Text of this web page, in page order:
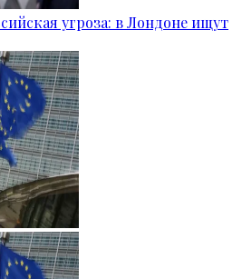
угроза: в Лондоне ищут